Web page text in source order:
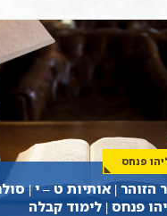
פנחס
| אותיות ט – י |
פנחס | לימוד קבלה